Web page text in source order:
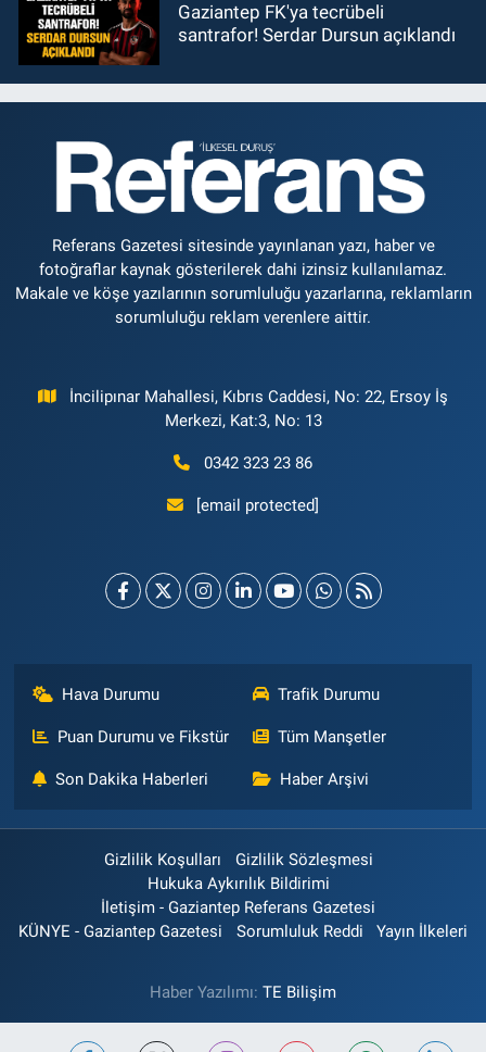
Gaziantep FK'ya tecrübeli
santrafor! Serdar Dursun açıklandı
Referans Gazetesi sitesinde yayınlanan yazı, haber ve
fotoğraflar kaynak gösterilerek dahi izinsiz kullanılamaz.
Makale ve köşe yazılarının sorumluluğu yazarlarına, reklamların
sorumluluğu reklam verenlere aittir.
İncilipınar Mahallesi, Kıbrıs Caddesi, No: 22, Ersoy İş
Merkezi, Kat:3, No: 13
0342 323 23 86
[email protected]
Hava Durumu Trafik Durumu
Puan Durumu ve Fikstür Tüm Manşetler
Son Dakika Haberleri Haber Arşivi
Gizlilik Koşulları
Gizlilik Sözleşmesi
Hukuka Aykırılık Bildirimi
İletişim - Gaziantep Referans Gazetesi
KÜNYE - Gaziantep Gazetesi
Sorumluluk Reddi Yayın İlkeleri
Haber Yazılımı: TE Bilişim